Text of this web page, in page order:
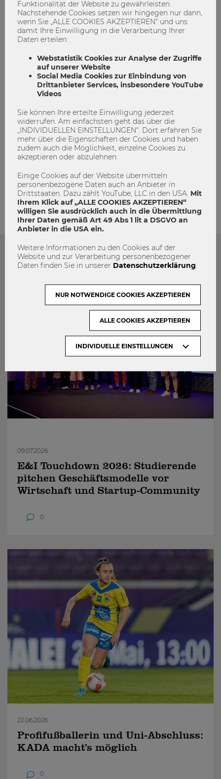
PsyOnline.at
Psychosozialer Dienst Wien
BeAble Neurodiversität
admin
Das könnte dich auch Interessieren
09.07.2026
E&I Touchdown 2026: Studierende
pitchen Geschäftsmodelle vor
Wirtschaft und Startup-Community
0
22.06.2026
Profifußballerin und Uni-Abschluss:
KADA macht’s möglich
0
Funktionalität der Website zu gewährleisten.
Nachstehende Cookies setzen wir hingegen nur dann,
wenn Sie „ALLE COOKIES AKZEPTIEREN“ und uns
damit Ihre Einwilligung in die Verarbeitung Ihrer
Daten erteilen:
Webstatistik Cookies zur Analyse der Zugriffe
auf unserer Website
Social Media Cookies zur Einbindung von
Drittanbieter Services, insbesondere YouTube
Videos
Sie können Ihre erteilte Einwilligung jederzeit
widerrufen. Am einfachsten geht das über die
„INDIVIDUELLEN EINSTELLUNGEN“. Dort erfahren Sie
mehr über die Eigenschaften der Cookies und haben
zudem auch die Möglichkeit, einzelne Cookies zu
akzeptieren oder abzulehnen.
Einige Cookies auf der Website übermitteln
personenbezogene Daten auch an Anbieter in
Drittstaaten. Dazu zählt YouTube, LLC in den USA. Mit
Ihrem Klick auf „ALLE COOKIES AKZEPTIEREN“
willigen Sie ausdrücklich auch in die Übermittlung
Ihrer Daten gemäß Art 49 Abs 1 lit a DSGVO an
Anbieter in die USA ein.
Weitere Informationen zu den Cookies auf der
Website und zur Verarbeitung personenbezogener
Daten finden Sie in unserer Datenschutzerklärung
INDIVIDUELLE EINSTELLUNGEN
NUR NOTWENDIGE COOKIES AKZEPTIEREN
ALLE COOKIES AKZEPTIEREN